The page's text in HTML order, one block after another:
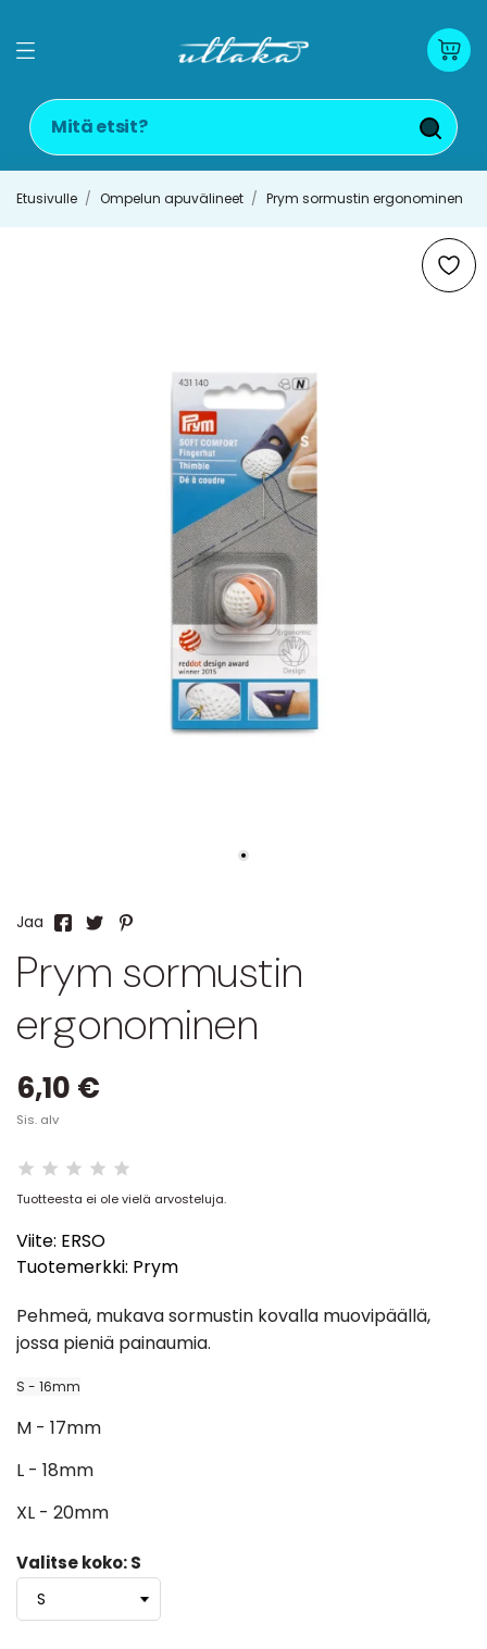
Etusivulle Ompelun apuvälineet Prym sormustin ergonominen
Jaa
Prym sormustin
ergonominen
6,10 €
Sis. alv
Tuotteesta ei ole vielä arvosteluja.
Viite: ERSO
Tuotemerkki: Prym
Pehmeä, mukava sormustin kovalla muovipäällä,
jossa pieniä painaumia.
S - 16mm
M - 17mm
L - 18mm
XL - 20mm
Valitse koko: S